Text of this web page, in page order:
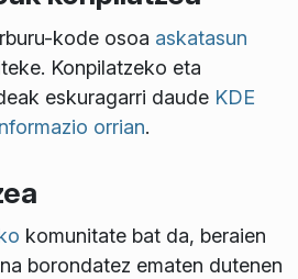
kode osoa askatasun
Konpilatzeko eta
eskuragarri daude KDE
orrian.
komunitate bat da, beraien
borondatez ematen dutenen